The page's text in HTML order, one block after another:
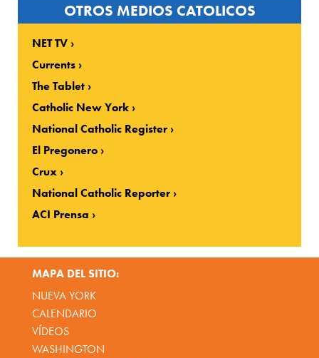
OTROS MEDIOS CATOLICOS
NET TV
Currents
The Tablet
Catholic New York
National Catholic Register
El Pregonero
Crux
National Catholic Reporter
ACI Prensa
MAPA DEL SITIO:
NUEVA YORK
CALENDARIO
VÍDEOS
WASHINGTON